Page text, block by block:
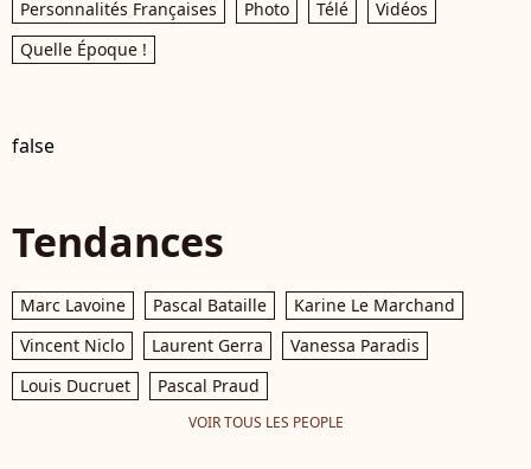
Personnalités Françaises Photo Télé
Vidéos
Quelle Époque !
false
Tendances
Marc Lavoine Pascal Bataille
Karine Le Marchand
Vincent Niclo
Laurent Gerra
Vanessa Paradis
Louis Ducruet
Pascal Praud
VOIR TOUS LES PEOPLE